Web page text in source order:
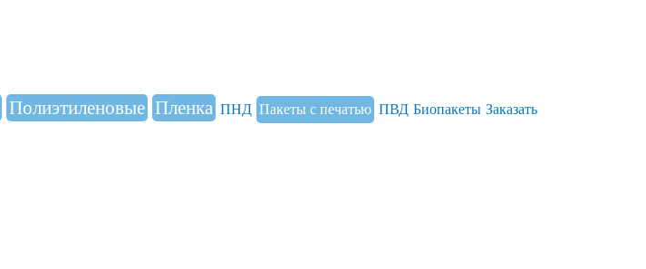
Полиэтиленовые Пленка ПНД Пакеты с печатью ПВД Биопакеты Заказать